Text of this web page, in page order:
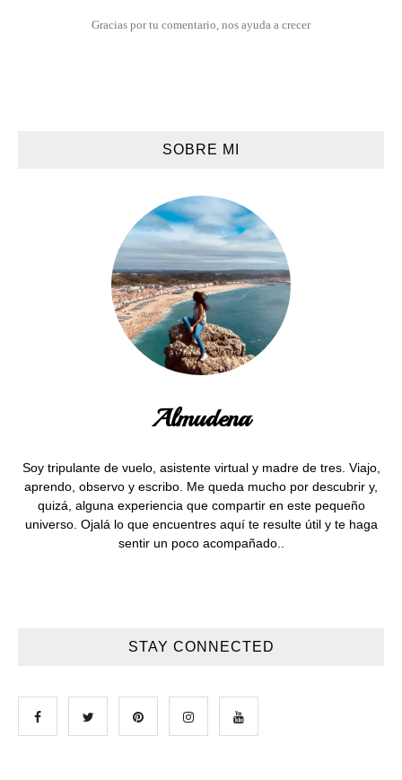
Gracias por tu comentario, nos ayuda a crecer
SOBRE MI
Almudena
Soy tripulante de vuelo, asistente virtual y madre de tres. Viajo,
aprendo, observo y escribo. Me queda mucho por descubrir y,
quizá, alguna experiencia que compartir en este pequeño
universo. Ojalá lo que encuentres aquí te resulte útil y te haga
sentir un poco acompañado..
STAY CONNECTED